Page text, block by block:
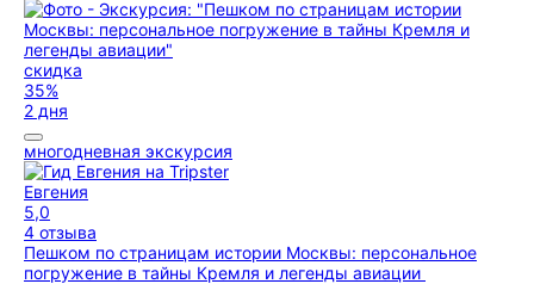
скидка
35%
2 дня
многодневная экскурсия
Евгения
5,0
4 отзыва
Пешком по страницам истории Москвы: персональное
погружение в тайны Кремля и легенды авиации